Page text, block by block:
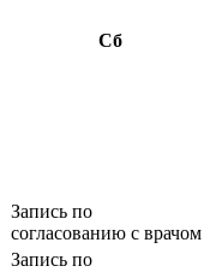
Сб
Запись по
согласованию с врачом
Запись по